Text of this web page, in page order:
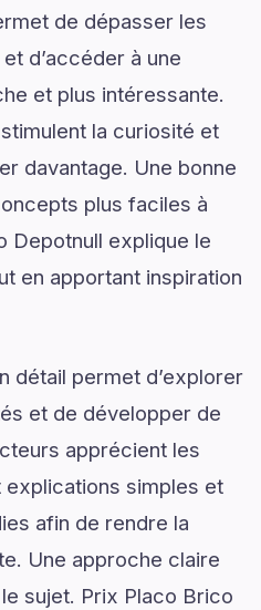
de dépasser les
d’accéder à une
et plus intéressante.
la curiosité et
davantage. Une bonne
plus faciles à
Depotnull explique le
en apportant inspiration
détail permet d’explorer
et de développer de
apprécient les
simples et
afin de rendre la
Une approche claire
sujet. Prix Placo Brico